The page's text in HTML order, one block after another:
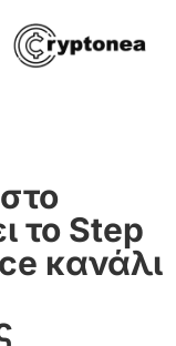
το Step
κανάλι